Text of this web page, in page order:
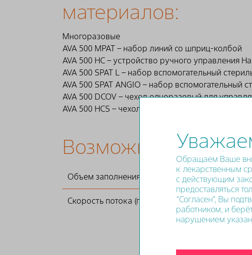
Обращаем Ваше
к лекарственным
с действующим
предоставляться
"Согласен", Вы
работником, и
нарушением
материалов:
Многоразовые
AVA 500 MPAT – набор линий со шприц-колбой
AVA 500 HC – устройство ручного управления
AVA 500 SPAT L – набор вспомогательный
AVA 500 SPAT ANGIO – набор вспомогательный
AVA 500 DCOV – чехол одноразовый для
AVA 500 HCS – чехол одноразовый для
Возможности
Объем заполнения
Скорость потока (программируемая)